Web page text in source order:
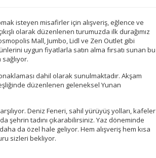
isteyen misafirler için alışveriş, eğlence ve
olarak düzenlenen turumuzda ilk durağımız
Mall, Jumbo, Lidl ve Zen Outlet gibi
uygun fiyatlarla satın alma fırsatı sunan bu
dahil olarak sunulmaktadır. Akşam
düzenlenen geleneksel Yunan
Deniz Feneri, sahil yürüyüş yolları, kafeler
şehrin tadını çıkarabilirsiniz. Yaz döneminde
da özel hale geliyor. Hem alışveriş hem kısa
sizleri bekliyor.